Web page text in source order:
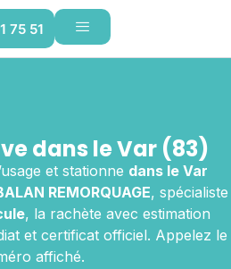
75 51
dans le Var (83)
et stationne dans le Var
REMORQUAGE, spécialiste
, la rachète avec estimation
et certificat officiel. Appelez le
affiché.